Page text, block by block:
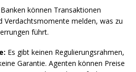
Banken können Transaktionen
Verdachtsmomente melden, was zu
führt.
Es gibt keinen Regulierungsrahmen,
Garantie. Agenten können Preise